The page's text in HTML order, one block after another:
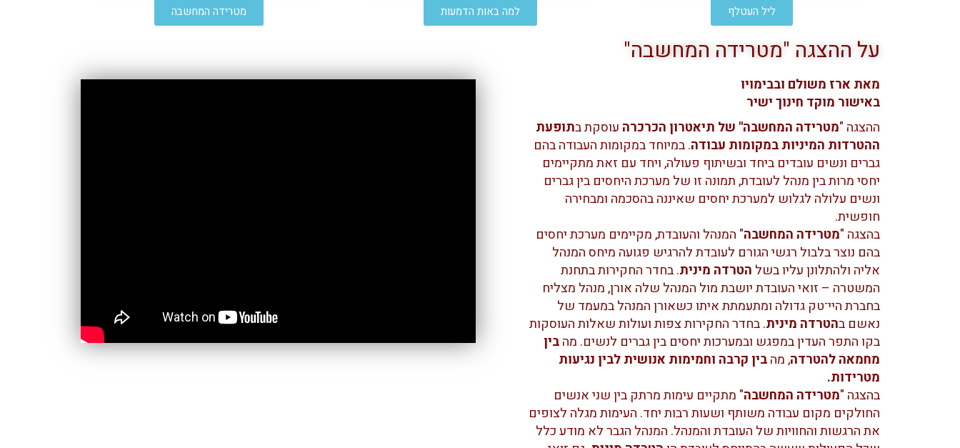
ליל העטלף למה באות הדמעות מטרידה המחשבה
על ההצגה "מטרידה המחשבה"
מאת ארז משולם ובבימויו
באישור מוקד חינוך ישיר
ההצגה "מטרידה המחשבה" של תיאטרון הכרכרה עוסקת בתופעת
ההטרדות המיניות במקומות עבודה. במיוחד במקומות העבודה בהם
גברים ונשים עובדים ביחד ובשיתוף פעולה, ויחד עם זאת מתקיימים
יחסי מרות בין מנהל לעובדת, תמונה זו של מערכת היחסים בין גברים
ונשים עלולה לגלוש למערכת יחסים שאיננה בהסכמה ומבחירה
חופשית.
בהצגה "מטרידה המחשבה" המנהל והעובדת, מקיימים מערכת יחסים
בהם נוצר בלבול רגשי הגורם לעובדת להרגיש פגועה מיחס המנהל
אליה ולהתלונן עליו בשל הטרדה מינית. בחדר החקירות בתחנת
המשטרה – זואי העובדת יושבת מול המנהל שלה אורן, מנהל מצליח
בחברת היי־טק גדולה ומתעמתת איתו כשאורן המנהל במעמד של
נאשם בהטרדה מינית. בחדר החקירות צפות ועולות שאלות העוסקות
בקו התפר העדין במפגש ובמערכות יחסים בין גברים לנשים. מהבין
מחמאה להטרדה, מהבין קרבה וחמימות אנושית לבין נגיעות
מטרידות.
בהצגה "מטרידה המחשבה" מתקיים עימות מרתק בין שני אנשים
החולקים מקום עבודה משותף ושעות רבות יחד. העימות מגלה לצופים
את הרגשות והחוויות של העובדת והמנהל. המנהל הגבר לא מודע כלל